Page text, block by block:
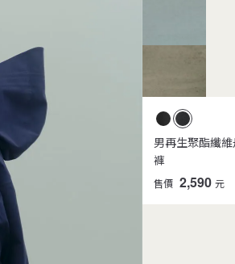
男再生聚酯纖維丹寧外套
售價
男再生聚酯纖
褲
售價 2,590 元